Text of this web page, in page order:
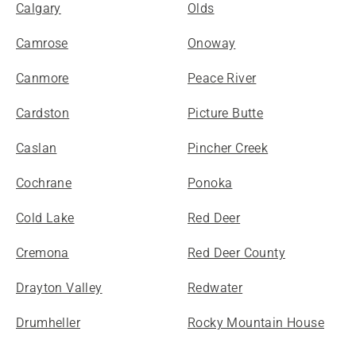
Calgary
Camrose
Canmore
Cardston
Caslan
Cochrane
Cold Lake
Cremona
Drayton Valley
Drumheller
Olds
Onoway
Peace River
Picture Butte
Pincher Creek
Ponoka
Red Deer
Red Deer County
Redwater
Rocky Mountain House